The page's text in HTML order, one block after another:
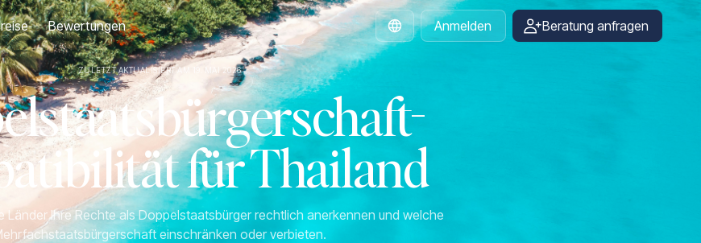
Bewertungen
German
Anmelden Beratung anfragen
ZULETZT AKTUALISIERT AM 19. MAI 2026
für Thailand
Länder Ihre Rechte als Doppelstaatsbürger rechtlich anerkennen und welche
einschränken oder verbieten.